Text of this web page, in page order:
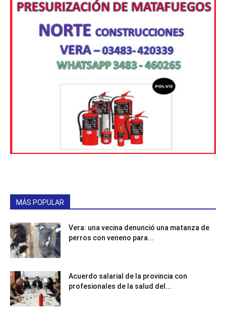
MÁS POPULAR
Vera: una vecina denunció una matanza de
perros con veneno para...
Acuerdo salarial de la provincia con
profesionales de la salud del...